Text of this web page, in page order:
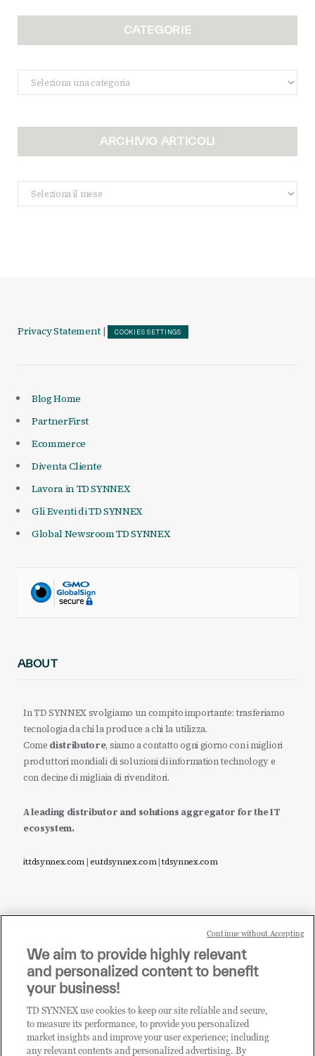
CATEGORIE
Categorie
ARCHIVIO ARTICOLI
Archivio
Articoli
Privacy Statement | COOKIES SETTINGS
Blog Home
PartnerFirst
Ecommerce
Diventa Cliente
Lavora in TD SYNNEX
Gli Eventi di TD SYNNEX
Global Newsroom TD SYNNEX
ABOUT
In TD SYNNEX svolgiamo un compito importante: trasferiamo
tecnologia da chi la produce a chi la utilizza.
Come distributore, siamo a contatto ogni giorno con i migliori
produttori mondiali di soluzioni di information technology e
con decine di migliaia di rivenditori.
A leading distributor and solutions aggregator for the IT
ecosystem.
it.tdsynnex.com|eu.tdsynnex.com|tdsynnex.com
Sei un rivenditore di tecnologia e desideri acquistare
i prodotti o le soluzioni trattate sul blog?
CLICCA QUI E DIVENTA
CLIENTE TD SYNNEX
We aim to provide highly relevant
and personalized content to benefit
your business!
TD SYNNEX use cookies to keep our site reliable and secure,
to measure its performance, to provide you personalized
market insights and improve your user experience; including
any relevant contents and personalized advertising. By
Continue without Accepting